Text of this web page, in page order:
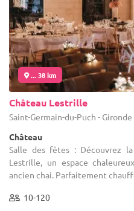
... 38 km
Château Lestrille
Saint-Germain-du-Puch -
Château
Salle des fêtes : Découvrez
Lestrille, un espace
ancien chai. Parfaitement
10-120